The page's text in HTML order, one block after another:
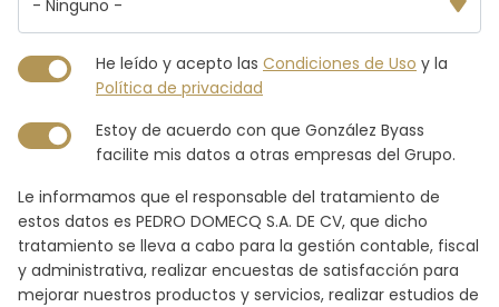
He leído y acepto las Condiciones de Uso y la
Política de privacidad
Estoy de acuerdo con que González Byass
facilite mis datos a otras empresas del Grupo.
Le informamos que el responsable del tratamiento de
estos datos es PEDRO DOMECQ S.A. DE CV, que dicho
tratamiento se lleva a cabo para la gestión contable, fiscal
y administrativa, realizar encuestas de satisfacción para
mejorar nuestros productos y servicios, realizar estudios de